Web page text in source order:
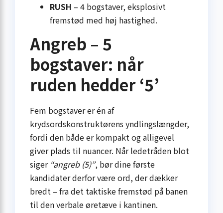
RUSH – 4 bogstaver, eksplosivt
fremstød med høj hastighed.
Angreb – 5
bogstaver: når
ruden hedder ‘5’
Fem bogstaver er én af
krydsordskonstruktørens yndlingslængder,
fordi den både er kompakt og alligevel
giver plads til nuancer. Når ledetråden blot
siger “angreb (5)”, bør dine første
kandidater derfor være ord, der dækker
bredt – fra det taktiske fremstød på banen
til den verbale øretæve i kantinen.